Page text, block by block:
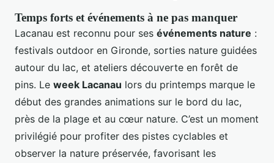
Temps forts et événements à ne pas manquer
Lacanau est reconnu pour ses événements nature :
festivals outdoor en Gironde, sorties nature guidées
autour du lac, et ateliers découverte en forêt de
pins. Le week Lacanau lors du printemps marque le
début des grandes animations sur le bord du lac,
près de la plage et au cœur nature. C’est un moment
privilégié pour profiter des pistes cyclables et
observer la nature préservée, favorisant les